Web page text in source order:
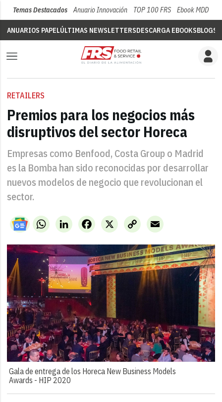
Temas Destacados Anuario Innovación TOP 100 FRS Ebook MDD
ANUARIOS PAPELÚLTIMAS NEWSLETTERSDESCARGA EBOOKSBLOGS
RETAILERS
Premios para los negocios más
disruptivos del sector Horeca
Empresas como Benfood, Costa Group o Madrid
es la Bomba han sido reconocidas por desarrollar
nuevos modelos de negocio que revolucionan el
sector.
WhatsAppLinkedIn X
Facebook
Copy
Link
Email
Gala de entrega de los Horeca New Business Models
Awards - HIP 2020